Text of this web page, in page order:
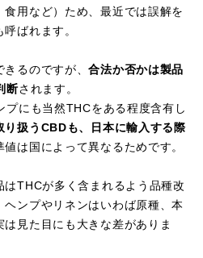
用など）ため、最近では誤解を
ばれます。
きるのですが、合法か否かは製品
断されます。
プにも当然THCをある程度含有し
り扱うCBDも、日本に輸入する際
値は国によって異なるためです。
THCが多く含まれるよう品種改
ンプやリネンはいわば原種、本
見た目にも大きな差がありま